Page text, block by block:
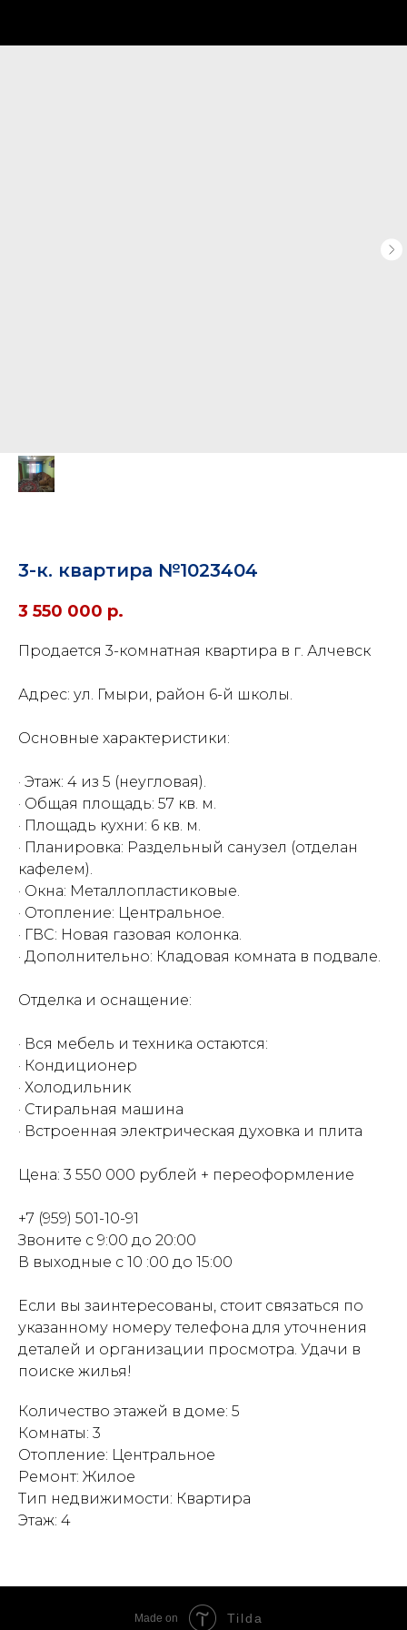
3-к. квартира №1023404
3 550 000 р.
Продается 3-комнатная квартира в г. Алчевск
Адрес: ул. Гмыри, район 6-й школы.
Основные характеристики:
· Этаж: 4 из 5 (неугловая).
· Общая площадь: 57 кв. м.
· Площадь кухни: 6 кв. м.
· Планировка: Раздельный санузел (отделан
кафелем).
· Окна: Металлопластиковые.
· Отопление: Центральное.
· ГВС: Новая газовая колонка.
· Дополнительно: Кладовая комната в подвале.
Отделка и оснащение:
· Вся мебель и техника остаются:
· Кондиционер
· Холодильник
· Стиральная машина
· Встроенная электрическая духовка и плита
Цена: 3 550 000 рублей + переоформление
+7 (959) 501-10-91
Звоните с 9:00 до 20:00
В выходные с 10 :00 до 15:00
Если вы заинтересованы, стоит связаться по
указанному номеру телефона для уточнения
деталей и организации просмотра. Удачи в
поиске жилья!
Количество этажей в доме: 5
Комнаты: 3
Отопление: Центральное
Ремонт: Жилое
Тип недвижимости: Квартира
Этаж: 4
Made on Tilda